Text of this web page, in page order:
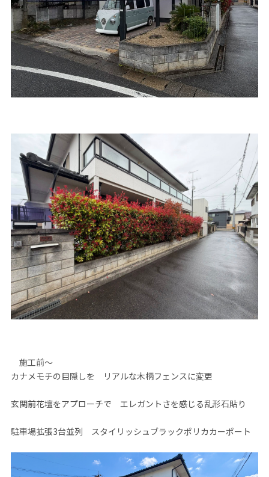
施工前～
カナメモチの目隠しを リアルな木柄フェンスに変更
玄関前花壇をアプローチで エレガントさを感じる乱形石貼り
駐車場拡張3台並列 スタイリッシュブラックポリカカーポート